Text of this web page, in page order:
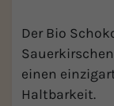
Der Bio
einen
Haltbarkeit.